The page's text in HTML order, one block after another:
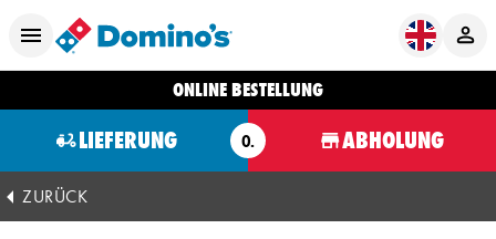
ONLINE BESTELLUNG
LIEFERUNG O. ABHOLUNG
ZURÜCK